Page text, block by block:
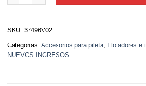
SKU: 37496V02
Categorías: Accesorios para pileta Flotadores e
NUEVOS INGRESOS